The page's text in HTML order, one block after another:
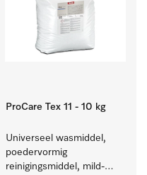
ProCare Tex 11 - 10 kg
Universeel wasmiddel,
poedervormig
reinigingsmiddel, mild-